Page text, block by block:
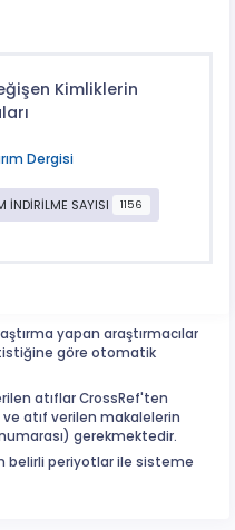
Kimliklerin
Dergisi
İNDİRİLME SAYISI 1156
yapan araştırmacılar
göre otomatik
atıflar CrossRef'ten
atıf verilen makalelerin
gerekmektedir.
belirli periyotlar ile sisteme